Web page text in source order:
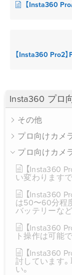
Insta360 プロ
その他
プロ向けカメ
プロ向けカメ
【Insta360
い変わります
【Insta360
は50〜60分程
バッテリーな
【Insta360
ト操作は可能
【Insta360
討しています
い。
【Insta360 Pro/Pro2/